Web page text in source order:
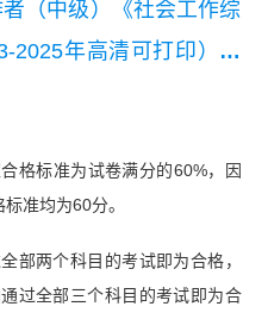
者（中级）《社会工作综
2025年高清可打印）】
力》真题及答案】 【20
真题及答案】
能力》真题及答案】
作法规与政策》真题及
格标准为试卷满分的60%，因
准均为60分。
部两个科目的考试即为合格，
过全部三个科目的考试即为合